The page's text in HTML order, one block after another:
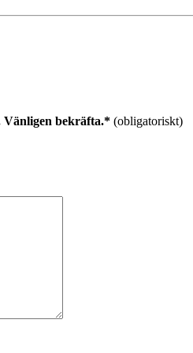
Vänligen bekräfta.* (obligatoriskt)